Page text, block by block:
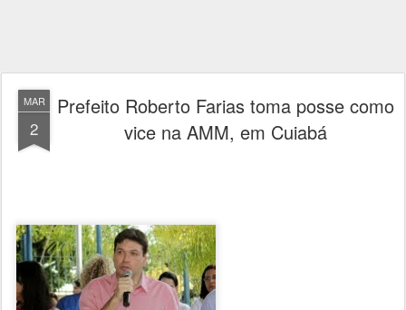
MAR
2
Prefeito Roberto Farias toma posse como
vice na AMM, em Cuiabá